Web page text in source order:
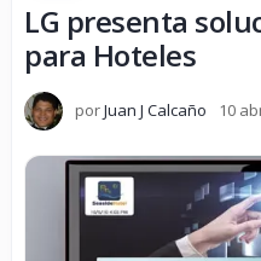
LG presenta
para Hoteles
porJuan J Calcaño 10